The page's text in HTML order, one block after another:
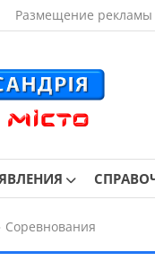
Размещение рекламы
Соревнования